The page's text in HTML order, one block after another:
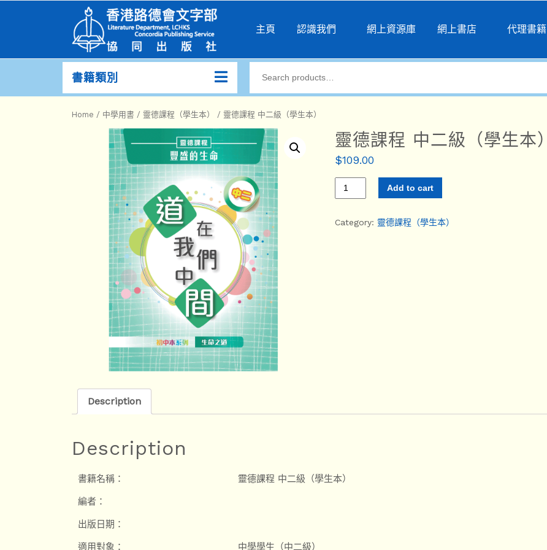
主頁 認識我們 網上資源庫 網上書店 代理書籍
書籍類別
Home / 中學用書 / 靈德課程（學生本） / 靈德課程 中二級（學生本）
靈德課程 中二級（學生本）
$109.00
Add to cart
Category: 靈德課程（學生本）
Description
Description
書籍名稱： 靈德課程 中二級（學生本）
編者：
出版日期：
適用對象： 中學學生（中二級）